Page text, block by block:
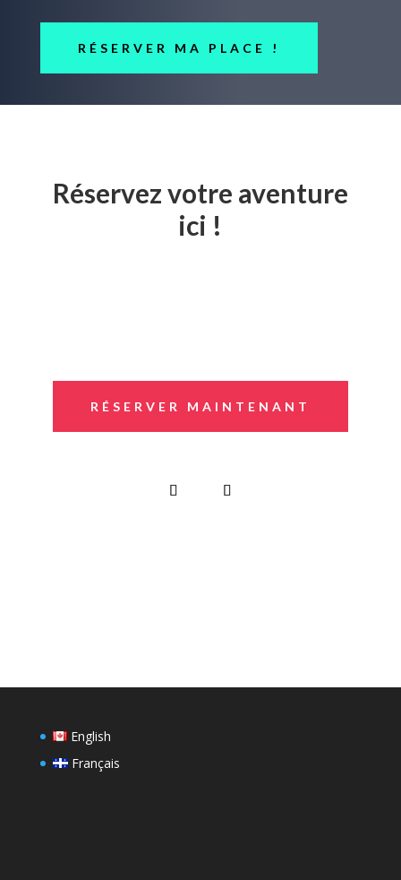
RÉSERVER MA PLACE !
Réservez votre aventure
ici !
RÉSERVER MAINTENANT
English
Français